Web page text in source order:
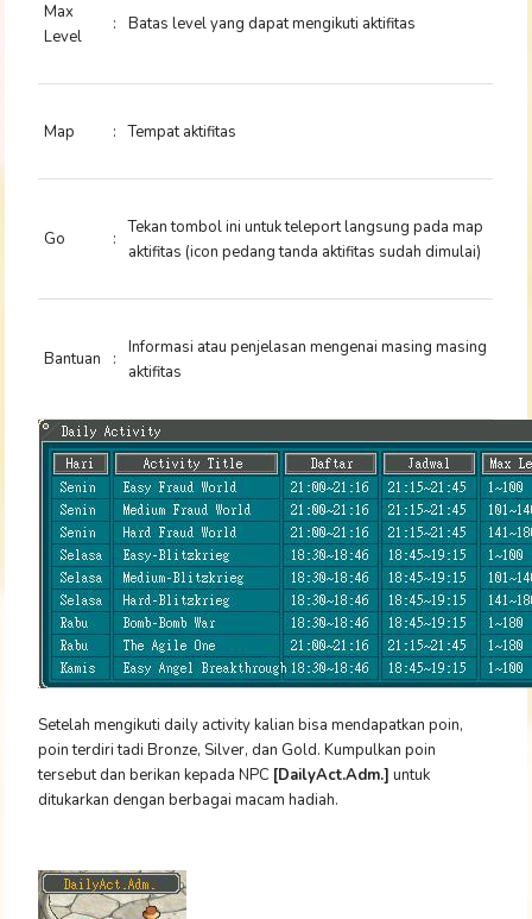
Max
Level
: Batas level yang dapat mengikuti aktifitas
Map : Tempat aktifitas
Go :
Tekan tombol ini untuk teleport langsung pada map
aktifitas (icon pedang tanda aktifitas sudah dimulai)
Bantuan :
Informasi atau penjelasan mengenai masing masing
aktifitas
Setelah mengikuti daily activity kalian bisa mendapatkan poin,
poin terdiri tadi Bronze, Silver, dan Gold. Kumpulkan poin
tersebut dan berikan kepada NPC [DailyAct.Adm.] untuk
ditukarkan dengan berbagai macam hadiah.